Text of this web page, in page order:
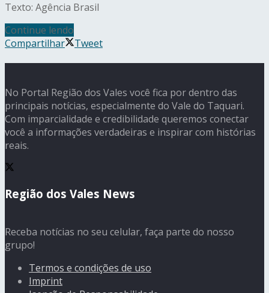
Texto: Agência Brasil
Continue lendo
Compartilhar
Tweet
No Portal Região dos Vales você fica por dentro das
principais notícias, especialmente do Vale do Taquari.
Com imparcialidade e credibilidade queremos conectar
você a informações verdadeiras e inspirar com histórias
reais.
Região dos Vales News
Receba notícias no seu celular, faça parte do nosso
grupo!
Termos e condições de uso
Imprint